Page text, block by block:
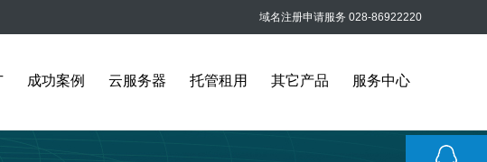
域名注册申请服务 028-86922220
成功案例 云服务器 托管租用 其它产品 服务中心